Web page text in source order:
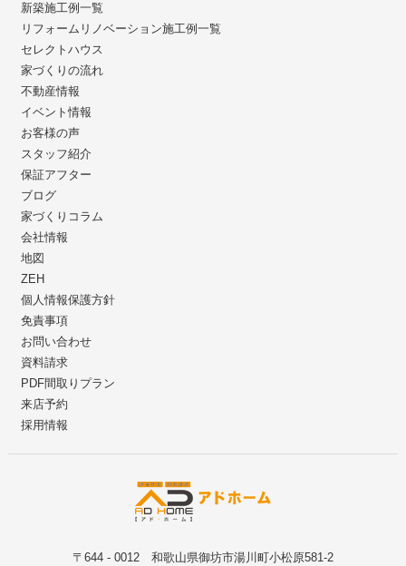
新築施工例一覧
リフォームリノベーション施工例一覧
セレクトハウス
家づくりの流れ
不動産情報
イベント情報
お客様の声
スタッフ紹介
保証アフター
ブログ
家づくりコラム
会社情報
地図
ZEH
個人情報保護方針
免責事項
お問い合わせ
資料請求
PDF間取りプラン
来店予約
採用情報
〒644 - 0012 和歌山県御坊市湯川町小松原581-2